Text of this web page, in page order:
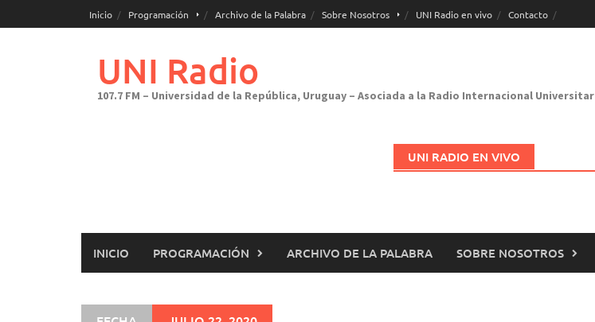
al
Inicio Programación Archivo de la Palabra Sobre Nosotros UNI Radio en vivo Contacto
UNI Radio
107.7 FM – Universidad de la República, Uruguay – Asociada a la Radio Internacional
UNI RADIO EN VIVO
INICIO PROGRAMACIÓN ARCHIVO DE LA PALABRA SOBRE NOSOTROS